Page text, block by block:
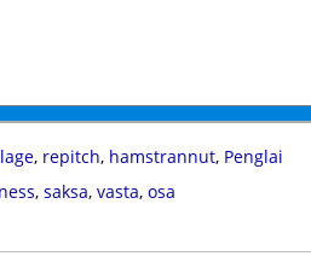
, repitch, hamstrannut, Penglai
, saksa, vasta, osa